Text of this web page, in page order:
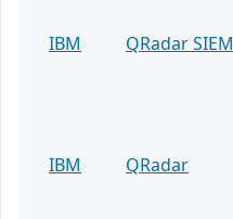
IBM
QRadar SIEM
IBM
QRadar